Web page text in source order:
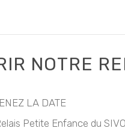
NOTRE
LA DATE
Petite Enfance du